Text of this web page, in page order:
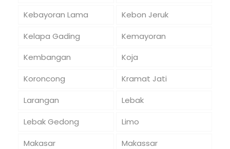
Kebayoran Lama
Kebon Jeruk
Kelapa Gading
Kemayoran
Kembangan
Koja
Koroncong
Kramat Jati
Larangan
Lebak
Lebak Gedong
Limo
Makasar
Makassar